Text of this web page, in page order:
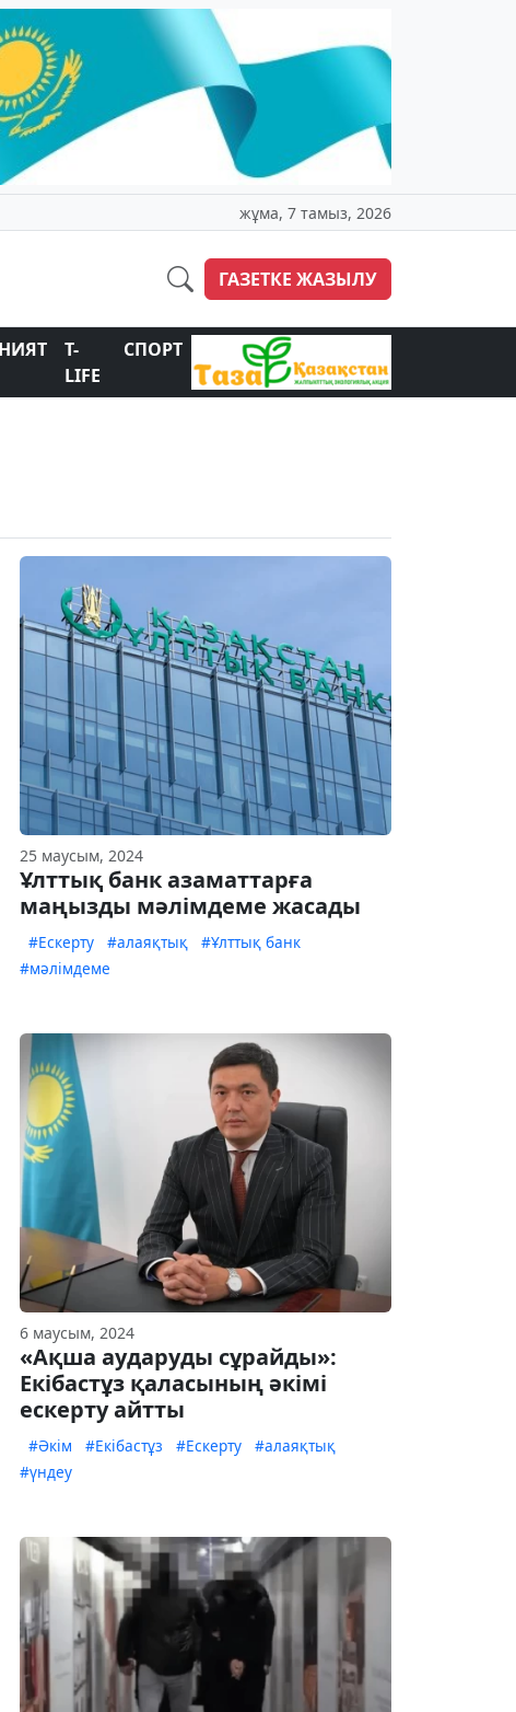
жұма, 7 тамыз, 2026
ГАЗЕТКЕ ЖАЗЫЛУ
T-
LIFE
СПОРТ
25 маусым, 2024
Ұлттық банк азаматтарға
маңызды мәлімдеме жасады
#Ескерту #алаяқтық
#Ұлттық банк
#мәлімдеме
6 маусым, 2024
«Ақша аударуды сұрайды»:
Екібастұз қаласының әкімі
ескерту айтты
#Әкім #Екібастұз #Ескерту
#алаяқтық
#үндеу